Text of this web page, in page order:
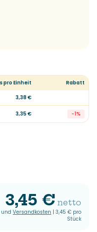
pro Einheit
Rabatt
3,38 €
3,35 € -1%
3,45 € netto
und Versandkosten | 3,45 € pro
Stück